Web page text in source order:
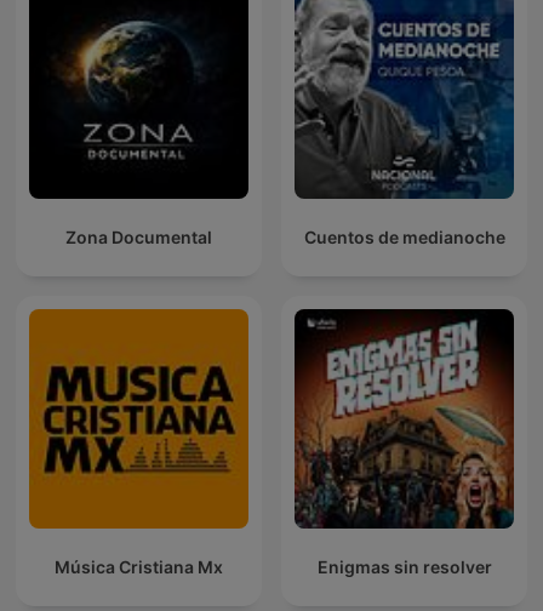
Zona Documental Cuentos de medianoche
Música Cristiana Mx Enigmas sin resolver